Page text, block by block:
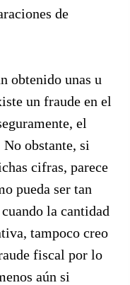
de
obtenido unas u
un fraude en el
el
obstante, si
cifras, parece
pueda ser tan
la cantidad
tampoco creo
fiscal por lo
aún si